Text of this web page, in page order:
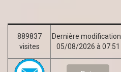
889837
visites
Dernière modification
05/08/2026 à 07:51